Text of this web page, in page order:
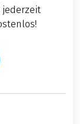
jederzeit